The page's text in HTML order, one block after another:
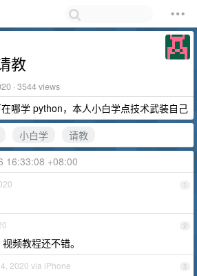
教
· 3544 views
哪学 python，本人小白学点技术武装自己
小白学
请教
16:33:08 +08:00
1
2
频教程还不错。
3
2020 via iPhone